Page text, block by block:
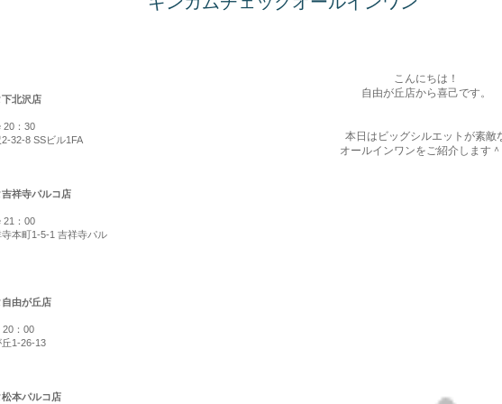
こんにちは！
自由が丘店から喜己です。
本日はビッグシルエットが素敵
オールインワンをご紹介します
下北沢店
20：30
32-8 SSビル1FA
祥寺パルコ店
21：00
本町1-5-1 吉祥寺パル
由が丘店
20：00
1-26-13
本パルコ店